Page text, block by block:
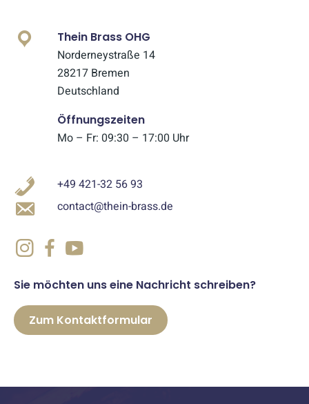
Thein Brass OHG
Norderneystraße 14
28217 Bremen
Deutschland
Öffnungszeiten
Mo – Fr: 09:30 – 17:00 Uhr
+49 421-32 56 93
contact@thein-brass.de
Sie möchten uns eine Nachricht schreiben?
Zum Kontaktformular